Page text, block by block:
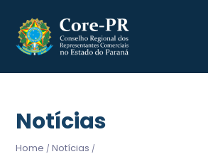
Notícias
Home / Notícias /